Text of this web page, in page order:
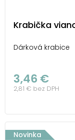
Krabička
Dárková krabice
3,46 €
2,81 € bez DPH
Novinka